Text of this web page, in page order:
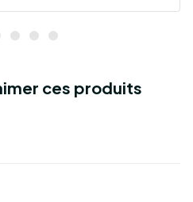
ces produits